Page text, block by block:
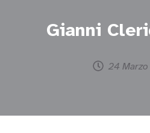
Gianni
24